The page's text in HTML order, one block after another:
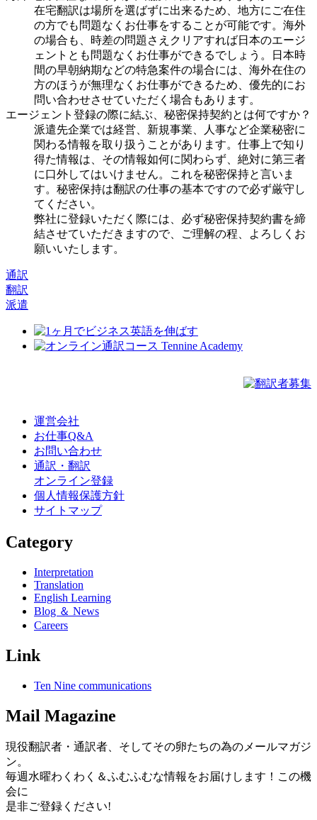
在宅翻訳は場所を選ばずに出来るため、地方にご在住
の方でも問題なくお仕事をすることが可能です。海外
の場合も、時差の問題さえクリアすれば日本のエージ
ェントとも問題なくお仕事ができるでしょう。日本時
間の早朝納期などの特急案件の場合には、海外在住の
方のほうが無理なくお仕事ができるため、優先的にお
問い合わせさせていただく場合もあります。
エージェント登録の際に結ぶ、秘密保持契約とは何ですか？
派遣先企業では経営、新規事業、人事など企業秘密に
関わる情報を取り扱うことがあります。仕事上で知り
得た情報は、その情報如何に関わらず、絶対に第三者
に口外してはいけません。これを秘密保持と言いま
す。秘密保持は翻訳の仕事の基本ですので必ず厳守し
てください。
弊社に登録いただく際には、必ず秘密保持契約書を締
結させていただきますので、ご理解の程、よろしくお
願いいたします。
通訳
翻訳
派遣
運営会社
お仕事Q&A
お問い合わせ
通訳・翻訳
オンライン登録
個人情報保護方針
サイトマップ
Category
Interpretation
Translation
English Learning
Blog ＆ News
Careers
Link
Ten Nine communications
Mail Magazine
現役翻訳者・通訳者、そしてその卵たちの為のメールマガジ
ン。
毎週水曜わくわく＆ふむふむな情報をお届けします！この機
会に
是非ご登録ください!